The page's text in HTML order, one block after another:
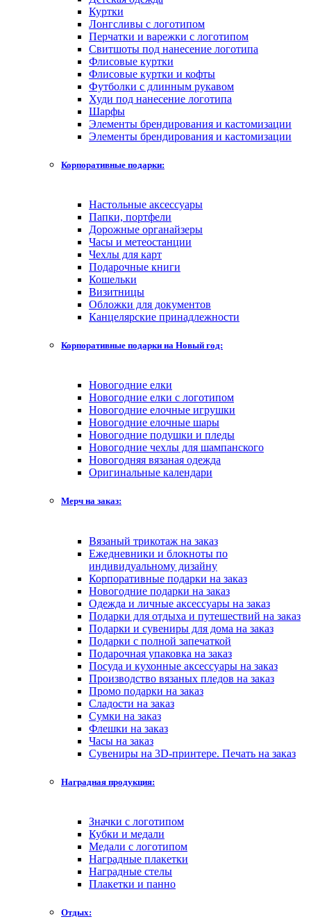
Куртки
Лонгсливы с логотипом
Перчатки и варежки с логотипом
Свитшоты под нанесение логотипа
Флисовые куртки
Флисовые куртки и кофты
Футболки с длинным рукавом
Худи под нанесение логотипа
Шарфы
Элементы брендирования и кастомизации
Элементы брендирования и кастомизации
Корпоративные подарки:
Настольные аксессуары
Папки, портфели
Дорожные органайзеры
Часы и метеостанции
Чехлы для карт
Подарочные книги
Кошельки
Визитницы
Обложки для документов
Канцелярские принадлежности
Корпоративные подарки на Новый год:
Новогодние елки
Новогодние елки с логотипом
Новогодние елочные игрушки
Новогодние елочные шары
Новогодние подушки и пледы
Новогодние чехлы для шампанского
Новогодняя вязаная одежда
Оригинальные календари
Мерч на заказ:
Вязаный трикотаж на заказ
Ежедневники и блокноты по
индивидуальному дизайну
Корпоративные подарки на заказ
Новогодние подарки на заказ
Одежда и личные аксессуары на заказ
Подарки для отдыха и путешествий на заказ
Подарки и сувениры для дома на заказ
Подарки с полной запечаткой
Подарочная упаковка на заказ
Посуда и кухонные аксессуары на заказ
Производство вязаных пледов на заказ
Промо подарки на заказ
Сладости на заказ
Сумки на заказ
Флешки на заказ
Часы на заказ
Сувениры на 3D-принтере. Печать на заказ
Наградная продукция:
Значки с логотипом
Кубки и медали
Медали с логотипом
Наградные плакетки
Наградные стелы
Плакетки и панно
Отдых: